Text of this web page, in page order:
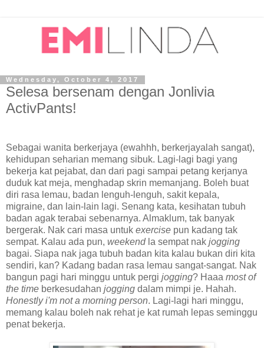
Wednesday, October 4, 2017
Selesa bersenam dengan Jonlivia
ActivPants!
Sebagai wanita berkerjaya (ewahhh, berkerjayalah sangat),
kehidupan seharian memang sibuk. Lagi-lagi bagi yang
bekerja kat pejabat, dan dari pagi sampai petang kerjanya
duduk kat meja, menghadap skrin memanjang. Boleh buat
diri rasa lemau, badan lenguh-lenguh, sakit kepala,
migraine, dan lain-lain lagi. Senang kata, kesihatan tubuh
badan agak terabai sebenarnya. Almaklum, tak banyak
bergerak. Nak cari masa untuk exercise pun kadang tak
sempat. Kalau ada pun, weekendla sempat nak jogging
bagai. Siapa nak jaga tubuh badan kita kalau bukan diri kita
sendiri, kan? Kadang badan rasa lemau sangat-sangat. Nak
bangun pagi hari minggu untuk pergi jogging? Haaa most of
the time berkesudahan jogging dalam mimpi je. Hahah.
Honestly i'm not a morning person. Lagi-lagi hari minggu,
memang kalau boleh nak rehat je kat rumah lepas seminggu
penat bekerja.